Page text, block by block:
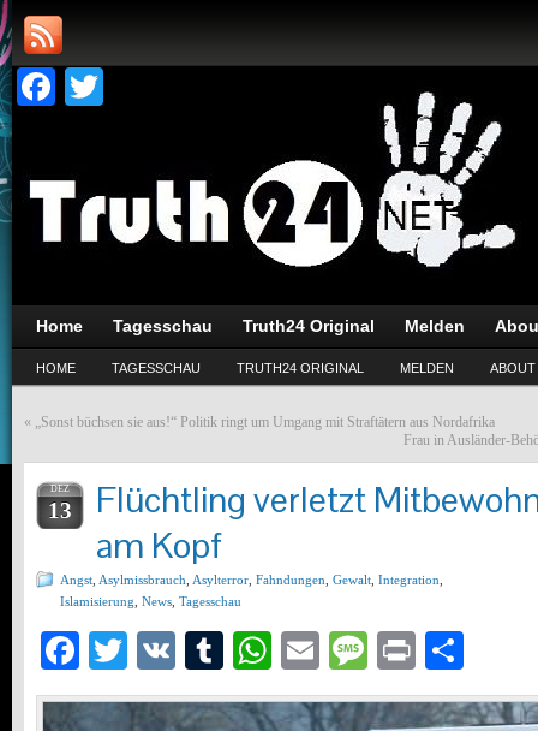
Facebook
Home Tagesschau Truth24 Original Melden
HOME TAGESSCHAU TRUTH24 ORIGINAL MELDEN ABOUT
« „Sonst büchsen sie aus!“ Politik ringt um Umgang mit Straftätern aus Nordafrika
Frau in Ausländer-
DEZ
13
Flüchtling verletzt
am Kopf
Angst Asylmissbrauch Asylterror Fahndungen Gewalt Integration
Islamisierung News Tagesschau
Facebook
Twitter
VK Tumblr
WhatsApp
EmailMessage
Print